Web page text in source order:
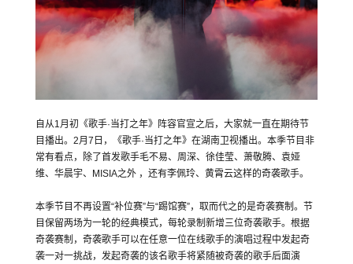
自从1月初《歌手·当打之年》阵容官宣之后，大家就一直在期待节
目播出。2月7日，《歌手·当打之年》在湖南卫视播出。本季节目非
常有看点，除了首发歌手毛不易、周深、徐佳莹、萧敬腾、袁娅
维、华晨宇、MISIA之外 ，还有李佩玲、黄霄云这样的奇袭歌手。
本季节目不再设置“补位赛”与“踢馆赛”，取而代之的是奇袭赛制。节
目保留两场为一轮的经典模式，每轮录制新增三位奇袭歌手。根据
奇袭赛制，奇袭歌手可以在任意一位在线歌手的演唱过程中发起奇
袭一对一挑战，发起奇袭的该名歌手将紧随被奇袭的歌手后面演